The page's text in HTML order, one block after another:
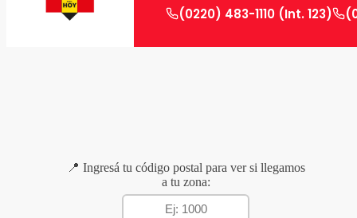
(0220) 483-1110 (Int. 123)
📍 Ingresá tu código postal para ver si llegamos
a tu zona: